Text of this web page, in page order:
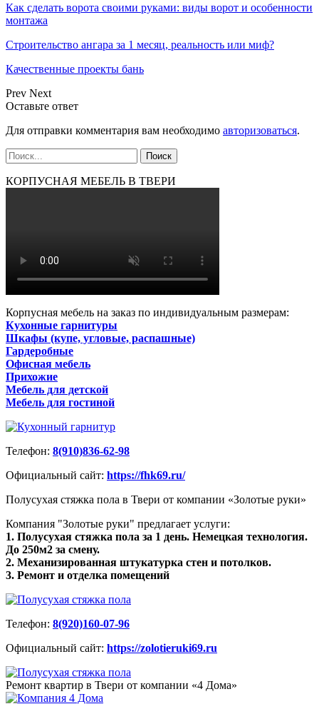
Как сделать ворота своими руками: виды ворот и особенности
монтажа
Строительство ангара за 1 месяц, реальность или миф?
Качественные проекты бань
Prev Next
Оставьте ответ
Для отправки комментария вам необходимо авторизоваться.
КОРПУСНАЯ МЕБЕЛЬ В ТВЕРИ
Корпусная мебель на заказ по индивидуальным размерам:
Кухонные гарнитуры
Шкафы (купе, угловые, распашные)
Гардеробные
Офисная мебель
Прихожие
Мебель для детской
Мебель для гостиной
Телефон: 8(910)836-62-98
Официальный сайт: https://fhk69.ru/
Полусухая стяжка пола в Твери от компании «Золотые руки»
Компания "Золотые руки" предлагает услуги:
1. Полусухая стяжка пола за 1 день. Немецкая технология.
До 250м2 за смену.
2. Механизированная штукатурка стен и потолков.
3. Ремонт и отделка помещений
Телефон: 8(920)160-07-96
Официальный сайт: https://zolotieruki69.ru
Ремонт квартир в Твери от компании «4 Дома»